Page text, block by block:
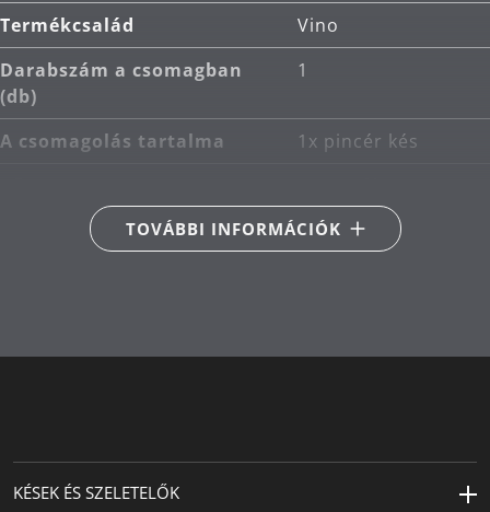
Termékcsalád
Vino
Darabszám a csomagban
(db)
1
A csomagolás tartalma
1x pincér kés
Wolf Udo Wagner
TOVÁBBI INFORMÁCIÓK
KÉSEK ÉS SZELETELŐK